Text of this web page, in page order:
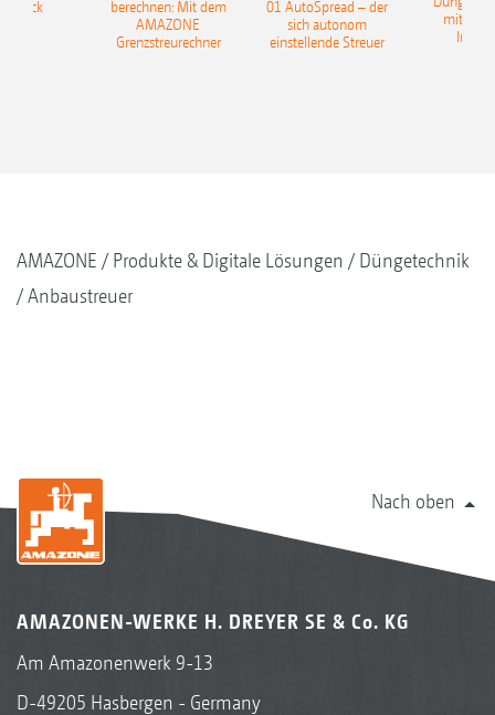
berechnen: Mit dem
AMAZONE
Grenzstreurechner
01 AutoSpread – der
sich autonom
einstellende Streuer
mit
AMAZONE Produkte & Digitale Lösungen
Düngetechnik
Anbaustreuer
Nach oben
AMAZONEN-WERKE H. DREYER SE & Co. KG
Am Amazonenwerk 9-13
D-49205 Hasbergen - Germany